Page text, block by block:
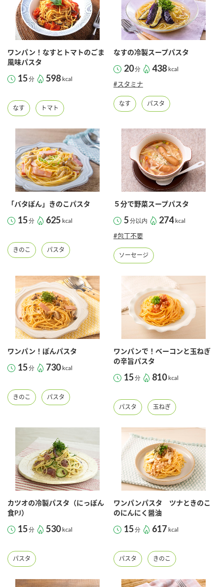
ワンパン！なすとトマトのごま
風味パスタ
15分 598 kcal
なす トマト
なすの冷製スープパスタ
20分 438 kcal
#スタミナ
なす パスタ
「バタぽん」きのこパスタ
15分 625 kcal
きのこ パスタ
５分で野菜スープパスタ
5分以内 274 kcal
#包丁不要
ソーセージ
ワンパン！ぽんパスタ
15分 730 kcal
きのこ パスタ
ワンパンで！ベーコンと玉ねぎ
の辛旨パスタ
15分 810 kcal
パスタ 玉ねぎ
カツオの冷製パスタ（にっぽん
食PJ）
15分 530 kcal
パスタ
ワンパンパスタ ツナときのこ
のにんにく醤油
15分 617 kcal
パスタ きのこ